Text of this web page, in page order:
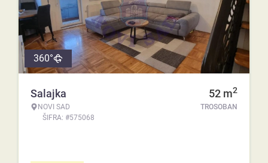
360°
Salajka
NOVI SAD
ŠIFRA: #575068
52 m2
TROSOBAN